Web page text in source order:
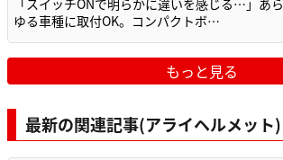
ゆる車種に取付OK。コンパクトボ…
もっと見る
最新の関連記事(アライヘルメット)